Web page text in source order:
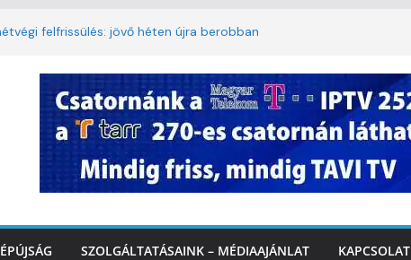
felfrissülés: jövő héten újra berobban
A 3. kerület TVE csapatát fogadta a
a tűzoltók dolgát Marcalinál
közlekedésért, elektromos
SZOLGÁLTATÁSAINK – MÉDIAAJÁNLAT KAPCSOLAT